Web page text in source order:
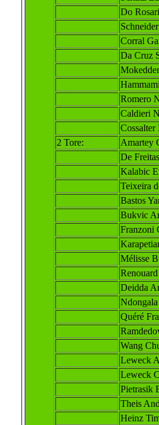
Do
Corral
Da Cruz
Romero
Caldieri
Cossalter
2 Tore:
Amartey
De
Kalabic
Teixeira
Bastos
Bukvic
Franzoni
Mélisse
Deidda
Quéré
Wang
Leweck
Leweck
Pietrasik
Theis
Heinz